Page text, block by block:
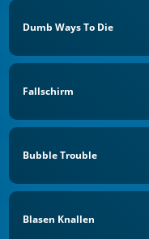
Dumb Ways To Die
Fallschirm
Bubble Trouble
Blasen Knallen